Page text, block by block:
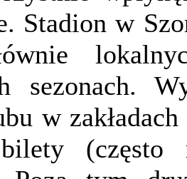
Stadion w
sezonach.
w zakładach
(często